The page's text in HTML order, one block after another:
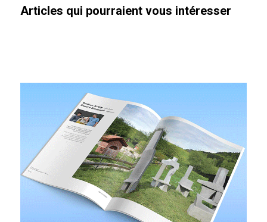
Articles qui pourraient vous intéresser